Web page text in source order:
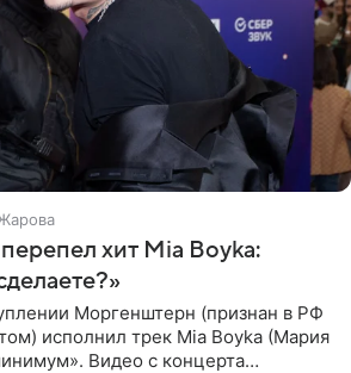
хит Mia Boyka:
Моргенштерн (признан в РФ
исполнил трек Mia Boyka (Мария
Видео с концерта